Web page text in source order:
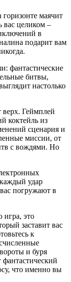
горизонте маячит
вас целиком –
в
подарит вам
фантастические
битвы,
настолько
верх. Геймплей
коктейль из
сценария и
миссии, от
с вождями. Но
удар
погружают в
игра, это
заставит вас
к
и буря
что именно вы